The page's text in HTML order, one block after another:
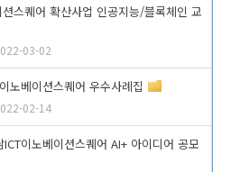
션스퀘어 확산사업 인공지능/블록체인 교
03-02
노베이션스퀘어 우수사례집
02-14
이노베이션스퀘어 AI+ 아이디어 공모